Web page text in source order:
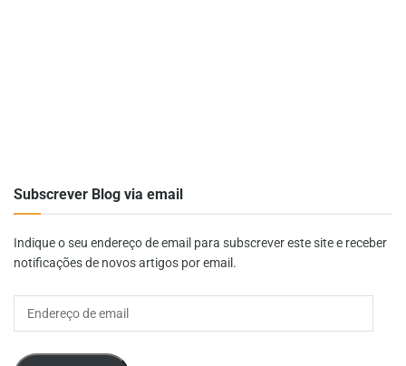
Subscrever Blog via email
Indique o seu endereço de email para subscrever este site e receber
notificações de novos artigos por email.